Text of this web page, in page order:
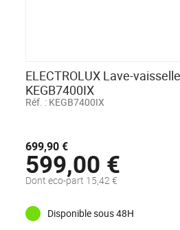
ELECTROLUX Lave-
KEGB7400IX
Réf. : KEGB7400IX
699,90 €
599,00 €
Dont eco-part 15,42 €
Disponible sous 48H